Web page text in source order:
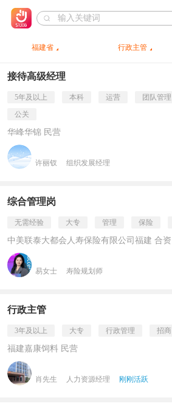
福建省 行政主管
接待高级经理
5年及以上 本科 运营 团队管理
公关
华峰华锦 民营
许丽钗 组织发展经理
综合管理岗
无需经验 大专 管理 保险
中美联泰大都会人寿保险有限公司福建 合资
易女士 寿险规划师
行政主管
3年及以上 大专 行政管理 招商
福建嘉康饲料 民营
肖先生 人力资源经理 刚刚活跃